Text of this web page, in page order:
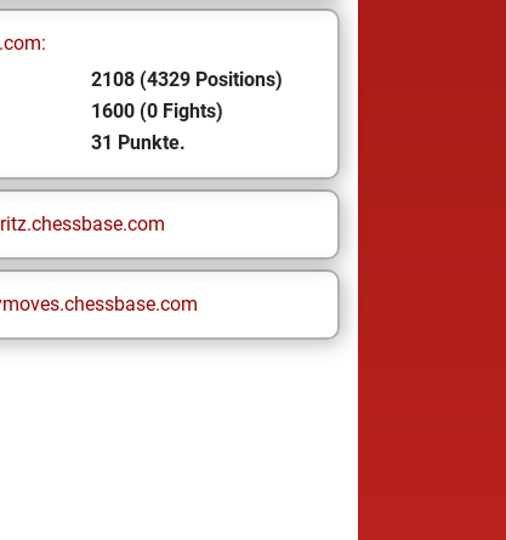
2108 (4329 Positions)
1600 (0 Fights)
31 Punkte.